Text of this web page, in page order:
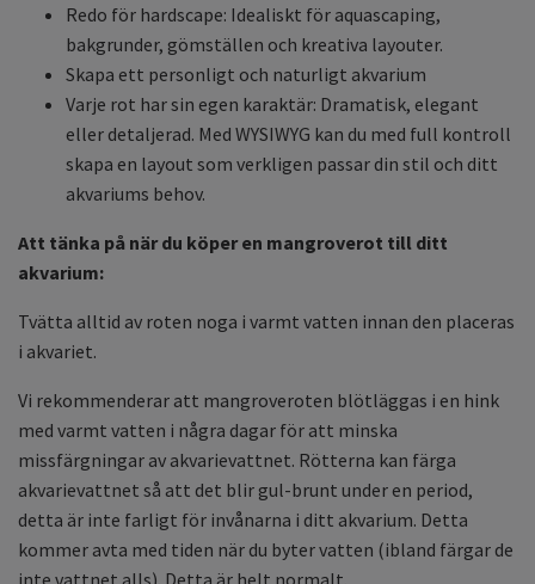
Redo för hardscape: Idealiskt för aquascaping,
bakgrunder, gömställen och kreativa layouter.
Skapa ett personligt och naturligt akvarium
Varje rot har sin egen karaktär: Dramatisk, elegant
eller detaljerad. Med WYSIWYG kan du med full kontroll
skapa en layout som verkligen passar din stil och ditt
akvariums behov.
Att tänka på när du köper en mangroverot till ditt
akvarium:
Tvätta alltid av roten noga i varmt vatten innan den placeras
i akvariet.
Vi rekommenderar att mangroveroten blötläggas i en hink
med varmt vatten i några dagar för att minska
missfärgningar av akvarievattnet. Rötterna kan färga
akvarievattnet så att det blir gul-brunt under en period,
detta är inte farligt för invånarna i ditt akvarium. Detta
kommer avta med tiden när du byter vatten (ibland färgar de
inte vattnet alls). Detta är helt normalt.